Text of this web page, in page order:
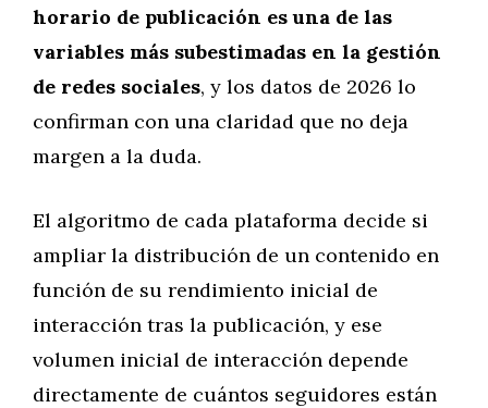
horario de publicación es una de las
variables más subestimadas en la gestión
de redes sociales, y los datos de 2026 lo
confirman con una claridad que no deja
margen a la duda.
El algoritmo de cada plataforma decide si
ampliar la distribución de un contenido en
función de su rendimiento inicial de
interacción tras la publicación, y ese
volumen inicial de interacción depende
directamente de cuántos seguidores están